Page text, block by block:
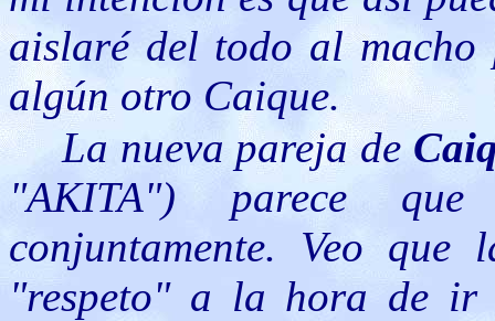
aislaré del todo al macho
algún otro Caique.
La nueva pareja de
"AKITA") parece
conjuntamente. Veo
"respeto" a la hora de ir